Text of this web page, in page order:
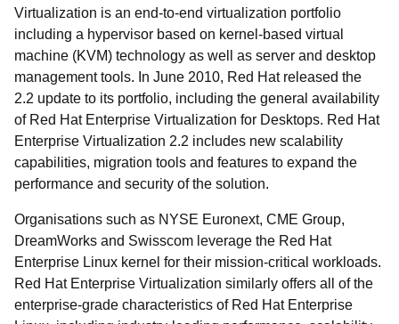
Virtualization is an end-to-end virtualization portfolio
including a hypervisor based on kernel-based virtual
machine (KVM) technology as well as server and desktop
management tools. In June 2010, Red Hat released the
2.2 update to its portfolio, including the general availability
of Red Hat Enterprise Virtualization for Desktops. Red Hat
Enterprise Virtualization 2.2 includes new scalability
capabilities, migration tools and features to expand the
performance and security of the solution.
Organisations such as NYSE Euronext, CME Group,
DreamWorks and Swisscom leverage the Red Hat
Enterprise Linux kernel for their mission-critical workloads.
Red Hat Enterprise Virtualization similarly offers all of the
enterprise-grade characteristics of Red Hat Enterprise